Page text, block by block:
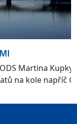
a
Českem